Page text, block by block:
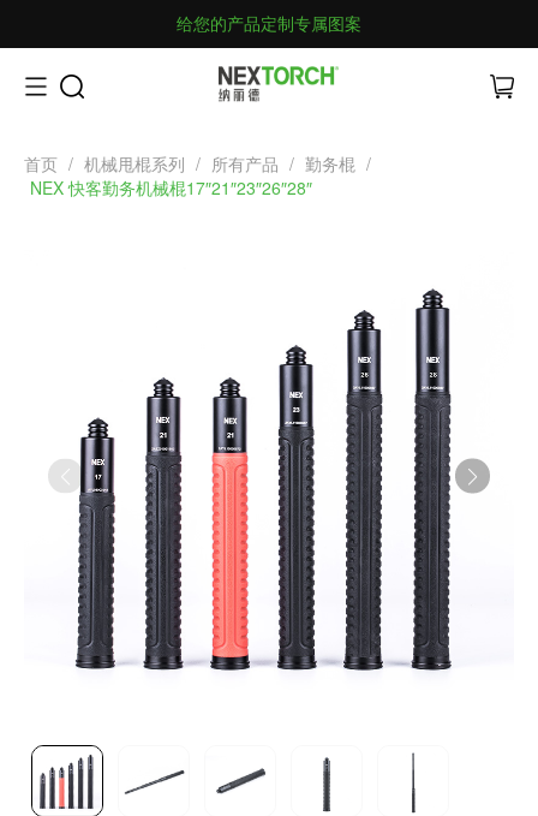
给您的产品定制专属图案
首页 / 机械甩棍系列 / 所有产品 / 勤务棍 /
NEX 快客勤务机械棍17″21″23″26″28″